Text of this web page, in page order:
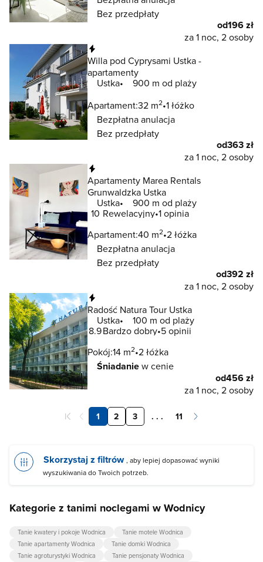
Bez przedpłaty
od196 zł
za 1 noc, 2 osoby
Willa pod Cyprysami Ustka -
apartamenty
Ustka
900 m od plaży
Apartament:32 m2 1 łóżko
Bezpłatna anulacja
Bez przedpłaty
od363 zł
za 1 noc, 2 osoby
Apartamenty Marea Rentals
Grunwaldzka Ustka
Ustka
900 m od plaży
10 Rewelacyjny 1 opinia
Apartament:40 m2 2 łóżka
Bezpłatna anulacja
Bez przedpłaty
od392 zł
za 1 noc, 2 osoby
Radość Natura Tour Ustka
Ustka
100 m od plaży
8.9Bardzo dobry 5 opinii
Pokój:14 m2 2 łóżka
Śniadaniew cenie
od456 zł
za 1 noc, 2 osoby
1 2 3 . . . 11
Skorzystaj z filtrów , aby lepiej dopasować wyniki
wyszukiwania do Twoich potrzeb.
Kategorie z tanimi noclegami w Wodnicy
Tanie kwatery i pokoje Wodnica
Tanie motele Wodnica
Tanie apartamenty Wodnica
Tanie domki Wodnica
Tanie agroturystyki Wodnica
Tanie pensjonaty Wodnica